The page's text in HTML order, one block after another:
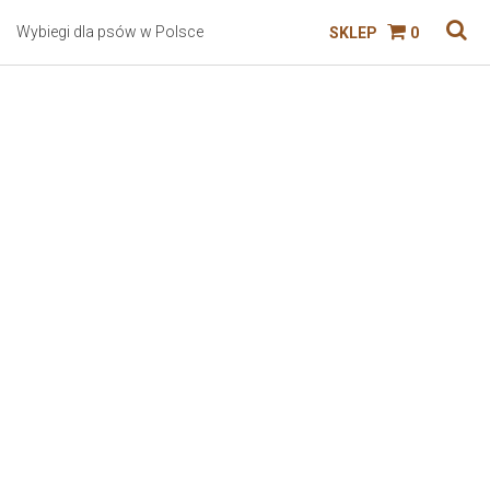
Wybiegi dla psów w Polsce SKLEP 0